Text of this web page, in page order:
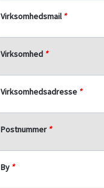
Virksomhedsmail *
Virksomhed *
Virksomhedsadresse *
Postnummer *
By *